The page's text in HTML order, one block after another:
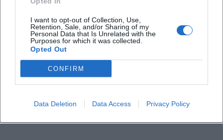
I want to opt-out of Collection, Use,
Retention, Sale, and/or Sharing of my
Personal Data that Is Unrelated with the
Purposes for which it was collected.
Opted Out
CONFIRM
Data Deletion Data Access Privacy Policy